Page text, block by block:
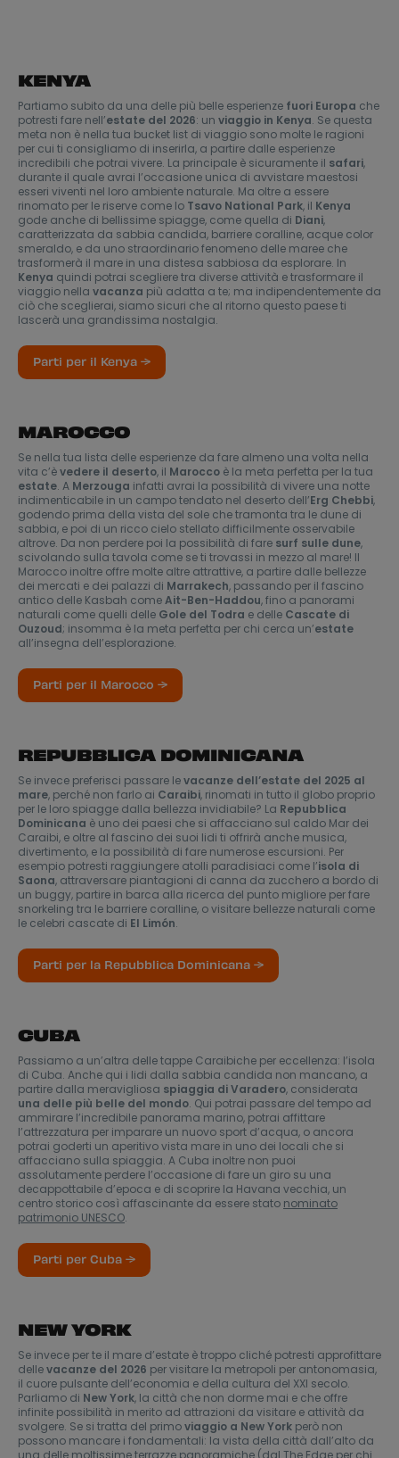
KENYA
Partiamo subito da una delle più belle esperienze fuori Europa che
potresti fare nell’estate del 2026: un viaggio in Kenya. Se questa
meta non è nella tua bucket list di viaggio sono molte le ragioni
per cui ti consigliamo di inserirla, a partire dalle esperienze
incredibili che potrai vivere. La principale è sicuramente il safari,
durante il quale avrai l’occasione unica di avvistare maestosi
esseri viventi nel loro ambiente naturale. Ma oltre a essere
rinomato per le riserve come lo Tsavo National Park, il Kenya
gode anche di bellissime spiagge, come quella di Diani,
caratterizzata da sabbia candida, barriere coralline, acque color
smeraldo, e da uno straordinario fenomeno delle maree che
trasformerà il mare in una distesa sabbiosa da esplorare. In
Kenya quindi potrai scegliere tra diverse attività e trasformare il
viaggio nella vacanza più adatta a te; ma indipendentemente da
ciò che sceglierai, siamo sicuri che al ritorno questo paese ti
lascerà una grandissima nostalgia.
Parti per il Kenya →
MAROCCO
Se nella tua lista delle esperienze da fare almeno una volta nella
vita c’èvedere il deserto, il Marocco è la meta perfetta per la tua
estate. A Merzouga infatti avrai la possibilità di vivere una notte
indimenticabile in un campo tendato nel deserto dell’Erg Chebbi,
godendo prima della vista del sole che tramonta tra le dune di
sabbia, e poi di un ricco cielo stellato difficilmente osservabile
altrove. Da non perdere poi la possibilità di fare surf sulle dune,
scivolando sulla tavola come se ti trovassi in mezzo al mare! Il
Marocco inoltre offre molte altre attrattive, a partire dalle bellezze
dei mercati e dei palazzi di Marrakech, passando per il fascino
antico delle Kasbah comeAit-Ben-Haddou, fino a panorami
naturali come quelli delle Gole del Todra e delle Cascate di
Ouzoud; insomma è la meta perfetta per chi cerca un’estate
all’insegna dell’esplorazione.
Parti per il Marocco →
REPUBBLICA DOMINICANA
Se invece preferisci passare levacanze dell’estate del 2025 al
mare, perché non farlo ai Caraibi, rinomati in tutto il globo proprio
per le loro spiagge dalla bellezza invidiabile? La Repubblica
Dominicana è uno dei paesi che si affacciano sul caldo Mar dei
Caraibi, e oltre al fascino dei suoi lidi ti offrirà anche musica,
divertimento, e la possibilità di fare numerose escursioni. Per
esempio potresti raggiungere atolli paradisiaci come l’isola di
Saona, attraversare piantagioni di canna da zucchero a bordo di
un buggy, partire in barca alla ricerca del punto migliore per fare
snorkeling tra le barriere coralline, o visitare bellezze naturali come
le celebri cascate di El Limón.
Parti per la Repubblica Dominicana →
CUBA
Passiamo a un’altra delle tappe Caraibiche per eccellenza: l’isola
di Cuba. Anche qui i lidi dalla sabbia candida non mancano, a
partire dalla meravigliosa spiaggia di Varadero, considerata
una delle più belle del mondo. Qui potrai passare del tempo ad
ammirare l’incredibile panorama marino, potrai affittare
l’attrezzatura per imparare un nuovo sport d’acqua, o ancora
potrai goderti un aperitivo vista mare in uno dei locali che si
affacciano sulla spiaggia. A Cuba inoltre non puoi
assolutamente perdere l’occasione di fare un giro su una
decappottabile d’epoca e di scoprire la Havana vecchia, un
centro storico così affascinante da essere stato nominato
patrimonio UNESCO.
Parti per Cuba →
NEW YORK
Se invece per te il mare d’estate è troppo cliché potresti approfittare
dellevacanze del 2026 per visitare la metropoli per antonomasia,
il cuore pulsante dell’economia e della cultura del XXI secolo.
Parliamo di New York, la città che non dorme mai e che offre
infinite possibilità in merito ad attrazioni da visitare e attività da
svolgere. Se si tratta del primoviaggio a New York però non
possono mancare i fondamentali: la vista della città dall’alto da
una delle moltissime terrazze panoramiche (dal The Edge per chi